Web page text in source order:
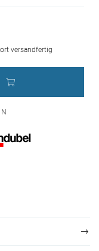
versandfertig